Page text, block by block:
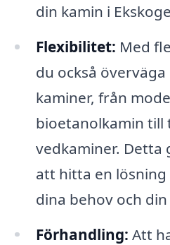
din kamin i
Flexibilitet: Med
du också
kaminer, från
bioetanolkamin till
vedkaminer. Detta
att hitta en lösning
dina behov och din
Förhandling: Att